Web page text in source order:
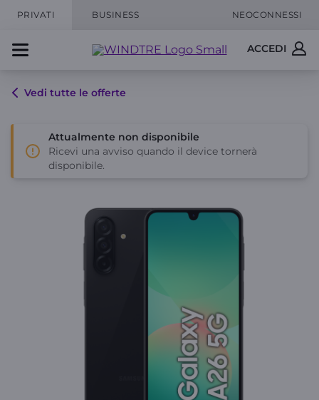
PRIVATI BUSINESS NEOCONNESSI
ACCEDI
Vedi tutte le offerte
Attualmente non disponibile
Ricevi una avviso quando il device tornerà
disponibile.